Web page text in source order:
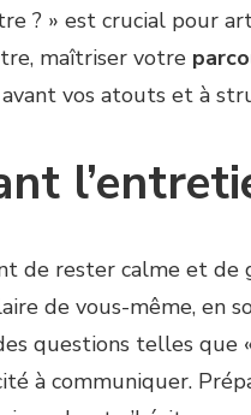
? » est crucial pour
maîtriser votre
vos atouts et à
de rester calme et de
de vous-même, en
questions telles que
à communiquer.